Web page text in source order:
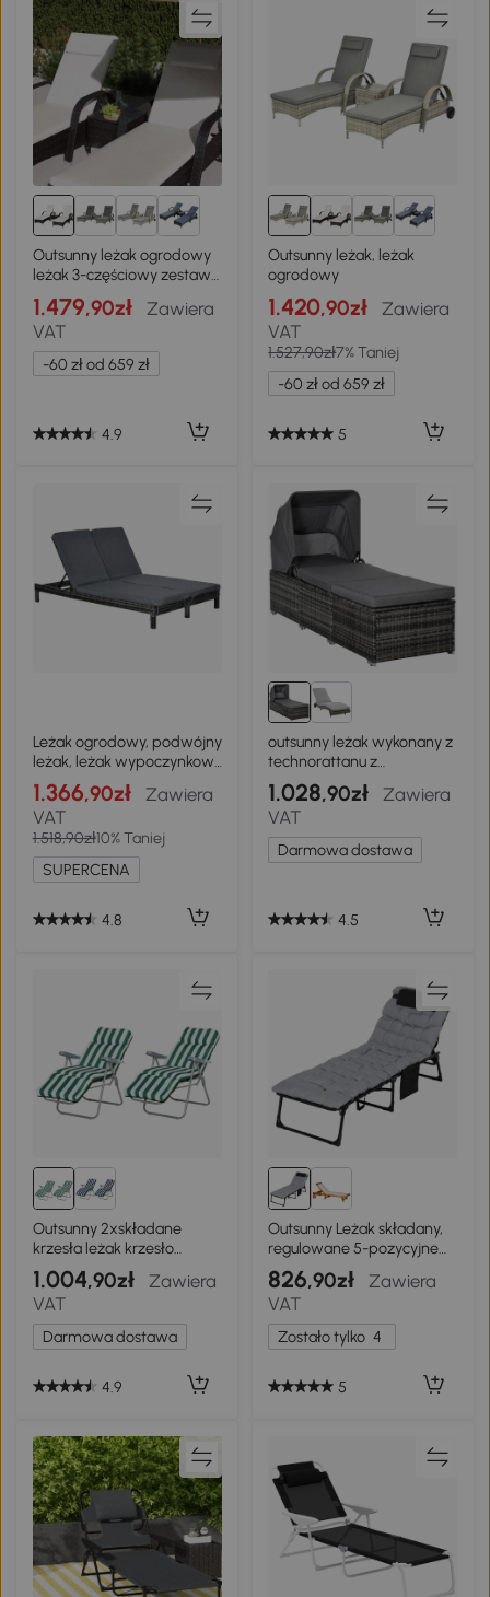
Outsunny leżak ogrodowy
leżak 3-częściowy zestaw
mebli ogrodowych
technorattan brązowy
1.479,90zł
Zawiera
VAT
-60 zł od 659 zł
4.9
Outsunny leżak, leżak
ogrodowy
1.420,90zł
Zawiera
VAT
1.527,90zł7% Taniej
-60 zł od 659 zł
5
Leżak ogrodowy, podwójny
leżak, leżak wypoczynkowy
dla 2 osób, 5-stopniowa
regulacja oparcia, metal,
rattan z PE, szary
1.366,90zł
Zawiera
VAT
1.518,90zł10% Taniej
SUPERCENA
4.8
outsunny leżak wykonany z
technorattanu z
regulowanym
baldachimem w kolorze
szarym
1.028,90zł
Zawiera
VAT
Darmowa dostawa
4.5
Outsunny 2xskładane
krzesła leżak krzesło
ogrodowe składany leżak 5
pozycji zielony
1.004,90zł
Zawiera
VAT
Darmowa dostawa
4.9
Outsunny Leżak składany,
regulowane 5-pozycyjne
oparcie, poduszka, wałek,
do 120 kg, Stal, szary, 58 x
189 x 32,5 cm
826,90zł
Zawiera
VAT
Zostało tylko 4
5